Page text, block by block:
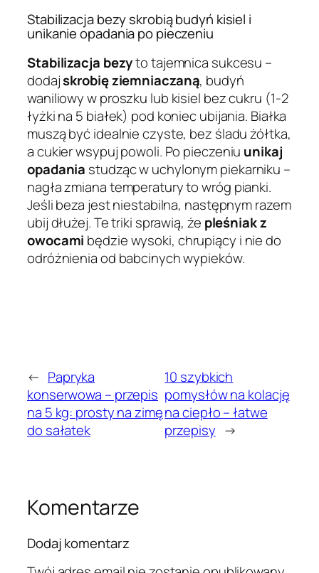
Stabilizacja bezy skrobią budyń kisiel i
unikanie opadania po pieczeniu
Stabilizacja bezyto tajemnica sukcesu –
dodajskrobię ziemniaczaną, budyń
waniliowy w proszku lub kisiel bez cukru (1-2
łyżki na 5 białek) pod koniec ubijania. Białka
muszą być idealnie czyste, bez śladu żółtka,
a cukier wsypuj powoli. Po pieczeniu unikaj
opadania studząc w uchylonym piekarniku –
nagła zmiana temperatury to wróg pianki.
Jeśli beza jest niestabilna, następnym razem
ubij dłużej. Te triki sprawią, że pleśniak z
owocami będzie wysoki, chrupiący i nie do
odróżnienia od babcinych wypieków.
← Papryka
konserwowa – przepis
na 5 kg: prosty na zimę
do sałatek
10 szybkich
pomysłów na kolację
na ciepło – łatwe
przepisy →
Komentarze
Dodaj komentarz